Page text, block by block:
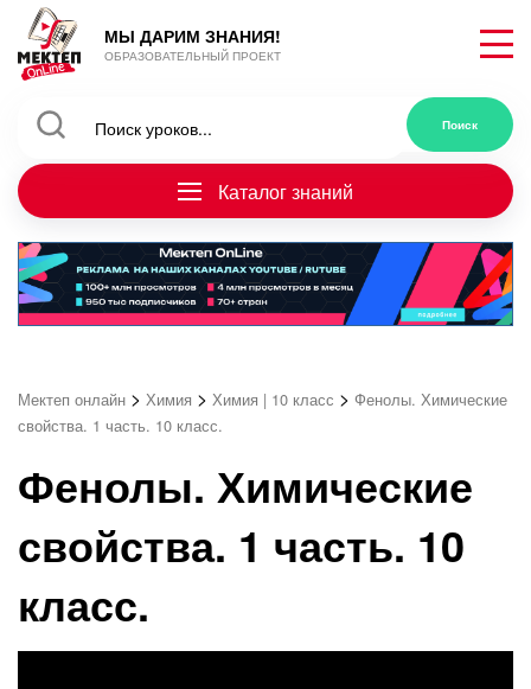
МЫ ДАРИМ ЗНАНИЯ!
ОБРАЗОВАТЕЛЬНЫЙ ПРОЕКТ
Каталог знаний
Мектеп онлайн > Химия > Химия | 10 класс > Фенолы. Химические
свойства. 1 часть. 10 класс.
Фенолы. Химические
свойства. 1 часть. 10
класс.